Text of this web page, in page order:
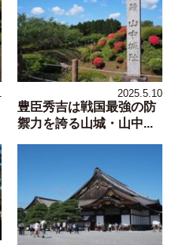
2025.5.10
豊臣秀吉は戦国最強の防
禦力を誇る山城・山中...